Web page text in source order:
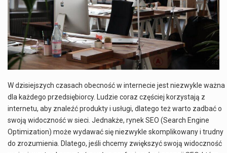
Co charakteryzuje wojnę na Ukrainie w 2026 roku? W 2026 roku wojna na Ukrainie trwa już pięć lat, a jej przebieg charakteryzuje się intensywnymi działaniami…
W dzisiejszych czasach obecność w internecie jest niezwykle ważna
dla każdego przedsiębiorcy. Ludzie coraz częściej korzystają z
internetu, aby znaleźć produkty i usługi, dlatego też warto zadbać o
swoją widoczność w sieci. Jednakże, rynek SEO (Search Engine
Optimization) może wydawać się niezwykle skomplikowany i trudny
do zrozumienia. Dlatego, jeśli chcemy zwiększyć swoją widoczność